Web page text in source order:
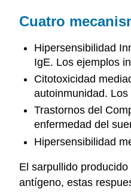
Cuatro
Hipersensibilidad
IgE. Los ejemplos
Citotoxicidad
autoinmunidad.
Trastornos del
enfermedad del
Hipersensibilidad
El sarpullido
antígeno, estas